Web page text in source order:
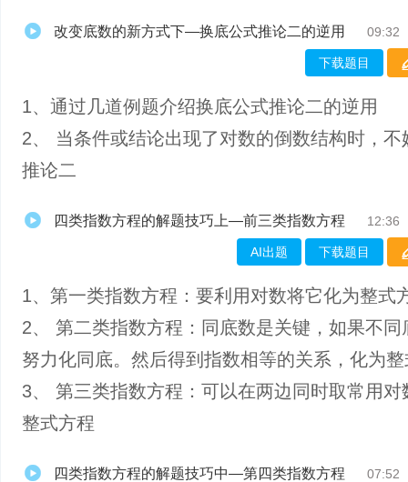
改变底数的新方式下—换底公式推论二的逆用 09:32
下载题目
1、通过几道例题介绍换底公式推论二的逆用
2、 当条件或结论出现了对数的倒数结构时，不
推论二
四类指数方程的解题技巧上—前三类指数方程 12:36
AI出题 下载题目
1、第一类指数方程：要利用对数将它化为整式
2、 第二类指数方程：同底数是关键，如果不同
努力化同底。然后得到指数相等的关系，化为
3、 第三类指数方程：可以在两边同时取常用对
整式方程
四类指数方程的解题技巧中—第四类指数方程 07:52